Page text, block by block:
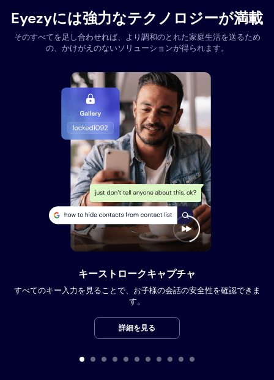
Eyezyには強力なテクノロジーが満載
そのすべてを足し合わせれば、より調和のとれた家庭生活を送るため
の、かけがえのないソリューションが得られます。
キーストロークキャプチャ
すべてのキー入力を見ることで、お子様の会話の安全性を確認できま
す。
詳細を見る